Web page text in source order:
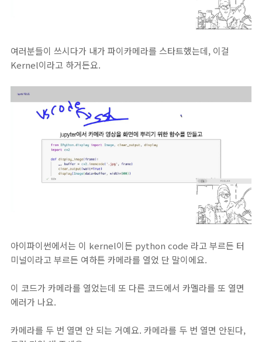
여러분들이 쓰시다가 내가 파이카메라를 스타트했는데, 이걸
Kernel이라고 하거든요.
아이파이썬에서는 이 kernel이든 python code 라고 부르든 터
미널이라고 부르든 여하튼 카메라를 열었 단 말이에요.
이 코드가 카메라를 열었는데 또 다른 코드에서 카멜라를 또 열면
에러가 나요.
카메라를 두 번 열면 안 되는 거예요. 카메라를 두 번 열면 안된다,